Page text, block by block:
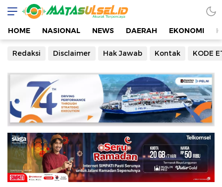
HOME NASIONAL NEWS DAERAH EKONOMI
Redaksi Disclaimer Hak Jawab Kontak KODE